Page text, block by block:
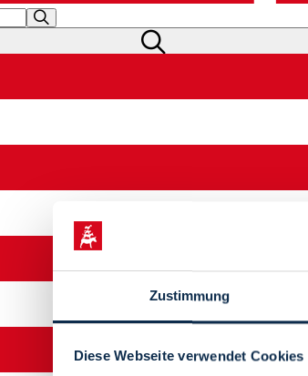
Zustimmung
Diese Webseite verwendet Cookies